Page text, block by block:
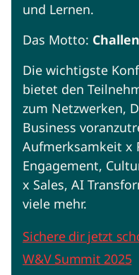
und Lernen.
Das Motto:
Die wichtigste
bietet den
zum Netzwerken,
Business
Aufmerksamkeit x
Engagement,
x Sales, AI
viele mehr.
Sichere dir jetzt
W&V Summit 2025